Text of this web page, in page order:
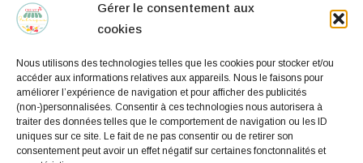
Gérer le consentement aux
cookies
Nous utilisons des technologies telles que les cookies pour stocker et/ou
accéder aux informations relatives aux appareils. Nous le faisons pour
améliorer l’expérience de navigation et pour afficher des publicités
(non-)personnalisées. Consentir à ces technologies nous autorisera à
traiter des données telles que le comportement de navigation ou les ID
uniques sur ce site. Le fait de ne pas consentir ou de retirer son
consentement peut avoir un effet négatif sur certaines fonctonnalités et
Mentions Légales
Politique de cookies